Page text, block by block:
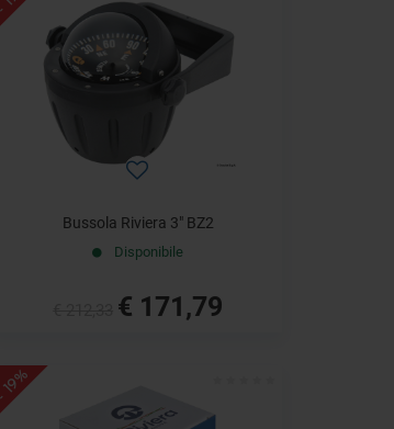
Bussola Riviera 3" BZ2
Disponibile
€ 171,79
- 19%